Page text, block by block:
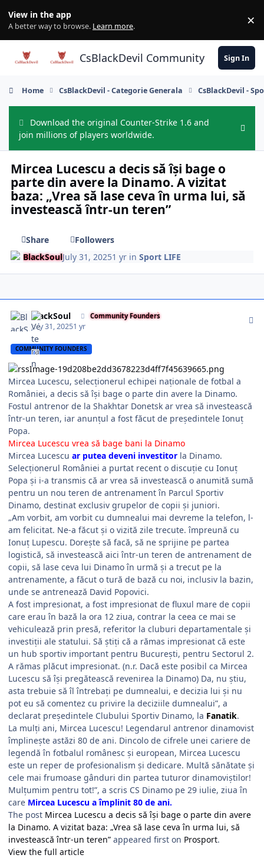
View in the app
A better way to browse. Learn more. ×
CsBlackDevil Community Sign In
Home CsBlackDevil - Categorie Generala CsBlackDevil -
Download the original Counter-Strike 1.6 and
join millions of players worldwide.
Hide
Mircea Lucescu a decis să își bage o
parte din avere la Dinamo. A vizitat
baza: „Vrea să lase ceva în urma lui, să
investească într-un teren”
Share
Followers
BlackSoulJuly 31, 20251 yr inSport LIFE
BlackSoul Community Founders
July 31, 20251 yr
COMMUNITY FOUNDERS
Mircea Lucescu, selecționerul echipei naționale de fotbal a
României, a decis să își bage o parte din avere la Dinamo.
Fostul antrenor de la Shakhtar Donetsk ar vrea să investească
într-un teren, iar anunțul a fost făcut de președintele Ionuț
Popa.
Mircea Lucescu vrea să bage bani la Dinamo
Mircea Lucescu ar putea deveni investitor la Dinamo.
Selecționerul României a purtat recent o discuție cu Ionuț
Popa și i-a transmis că ar vrea să investească o anumită sumă
pentru un nou teren de antrenament în Parcul Sportiv
Dinamo, destinat exclusiv grupelor de copii și juniori.
„Am vorbit, am vorbit cu dumnealui mai devreme la telefon, l-
am felicitat. Ne-a făcut și o vizită zile trecute. împreună cu
Ionuț Lupescu. Dorește să facă, să ne sprijine pe partea
logistică, să investească aici într-un teren de antrenament de
copii, să lase ceva lui Dinamo în urmă și a trecut pe la
antrenamente, a făcut o tură de bază cu noi, inclusiv la bazin,
unde se antrenează David Popovici.
A fost impresionat, a fost impresionat de fluxul mare de copii
care erau în bază la ora 12 ziua, contrar la ceea ce mai se
vehiculează prin presă, referitor la cluburi departamentale și
investiții ale statului. Să știți că a rămas impresionat că este
un hub sportiv important pentru București, pentru Sectorul 2.
A rămas plăcut impresionat. (n.r. Dacă este posibil ca Mircea
Lucescu să își pregătească revenirea la Dinamo) Da, nu știu,
asta trebuie să îl întrebați pe dumnealui, e decizia lui și nu
pot eu să comentez cu privire la deciziile dumnealui”, a
declarat președintele Clubului Sportiv Dinamo, la Fanatik.
La mulți ani, Mircea Lucescu! Legendarul antrenor dinamovist
împlinește astăzi 80 de ani. Dincolo de cifrele unei cariere de
legendă în fotbalul românesc și european, Mircea Lucescu
este un reper de profesionalism și dedicare. Multă sănătate și
cele mai frumoase gânduri din partea tuturor dinamoviștilor!
Mulțumim pentru tot!”, a scris CS Dinamo pe 29 iulie, ziua în
care Mircea Lucescu a împlinit 80 de ani.
The post Mircea Lucescu a decis să își bage o parte din avere
la Dinamo. A vizitat baza: „Vrea să lase ceva în urma lui, să
investească într-un teren” appeared first on Prosport.
View the full article